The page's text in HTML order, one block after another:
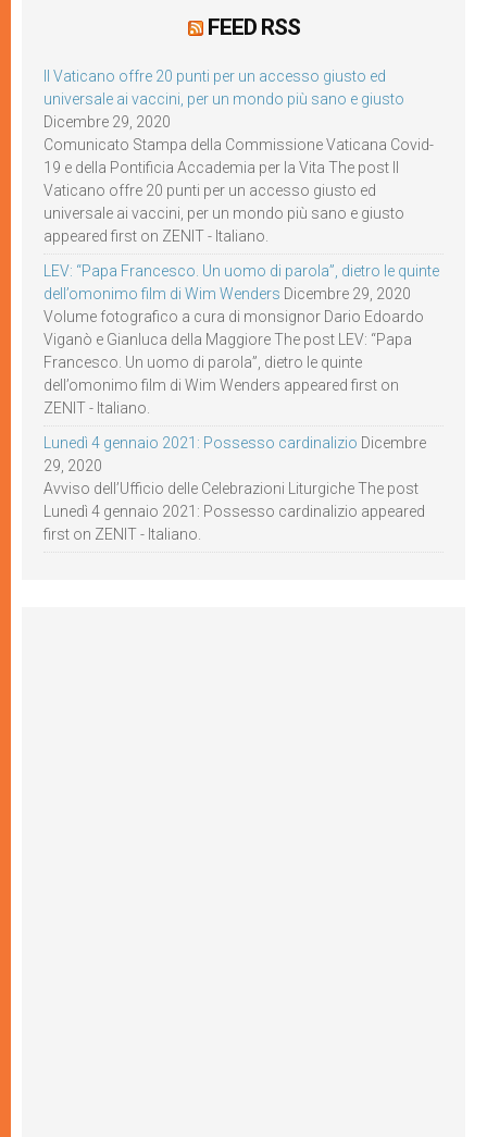
FEED RSS
Il Vaticano offre 20 punti per un accesso giusto ed
universale ai vaccini, per un mondo più sano e giusto
Dicembre 29, 2020
Comunicato Stampa della Commissione Vaticana Covid-
19 e della Pontificia Accademia per la Vita The post Il
Vaticano offre 20 punti per un accesso giusto ed
universale ai vaccini, per un mondo più sano e giusto
appeared first on ZENIT - Italiano.
LEV: “Papa Francesco. Un uomo di parola”, dietro le quinte
dell’omonimo film di Wim Wenders Dicembre 29, 2020
Volume fotografico a cura di monsignor Dario Edoardo
Viganò e Gianluca della Maggiore The post LEV: “Papa
Francesco. Un uomo di parola”, dietro le quinte
dell’omonimo film di Wim Wenders appeared first on
ZENIT - Italiano.
Lunedì 4 gennaio 2021: Possesso cardinalizio Dicembre
29, 2020
Avviso dell’Ufficio delle Celebrazioni Liturgiche The post
Lunedì 4 gennaio 2021: Possesso cardinalizio appeared
first on ZENIT - Italiano.